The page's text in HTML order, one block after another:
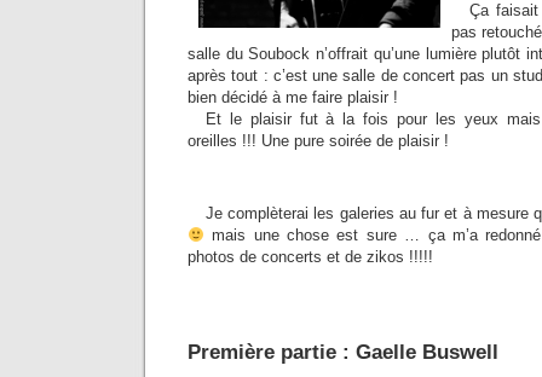
Ça faisait
pas
salle du Soubock n’offrait qu’une lumière plutôt
après tout : c’est une salle de concert pas un
bien décidé à me faire plaisir !
Et le plaisir fut à la fois pour les yeux
oreilles !!! Une pure soirée de plaisir !
Je complèterai les galeries au fur et à mesure
mais une chose est sure … ça m’a
photos de concerts et de zikos !!!!!
Première partie : Gaelle Buswell